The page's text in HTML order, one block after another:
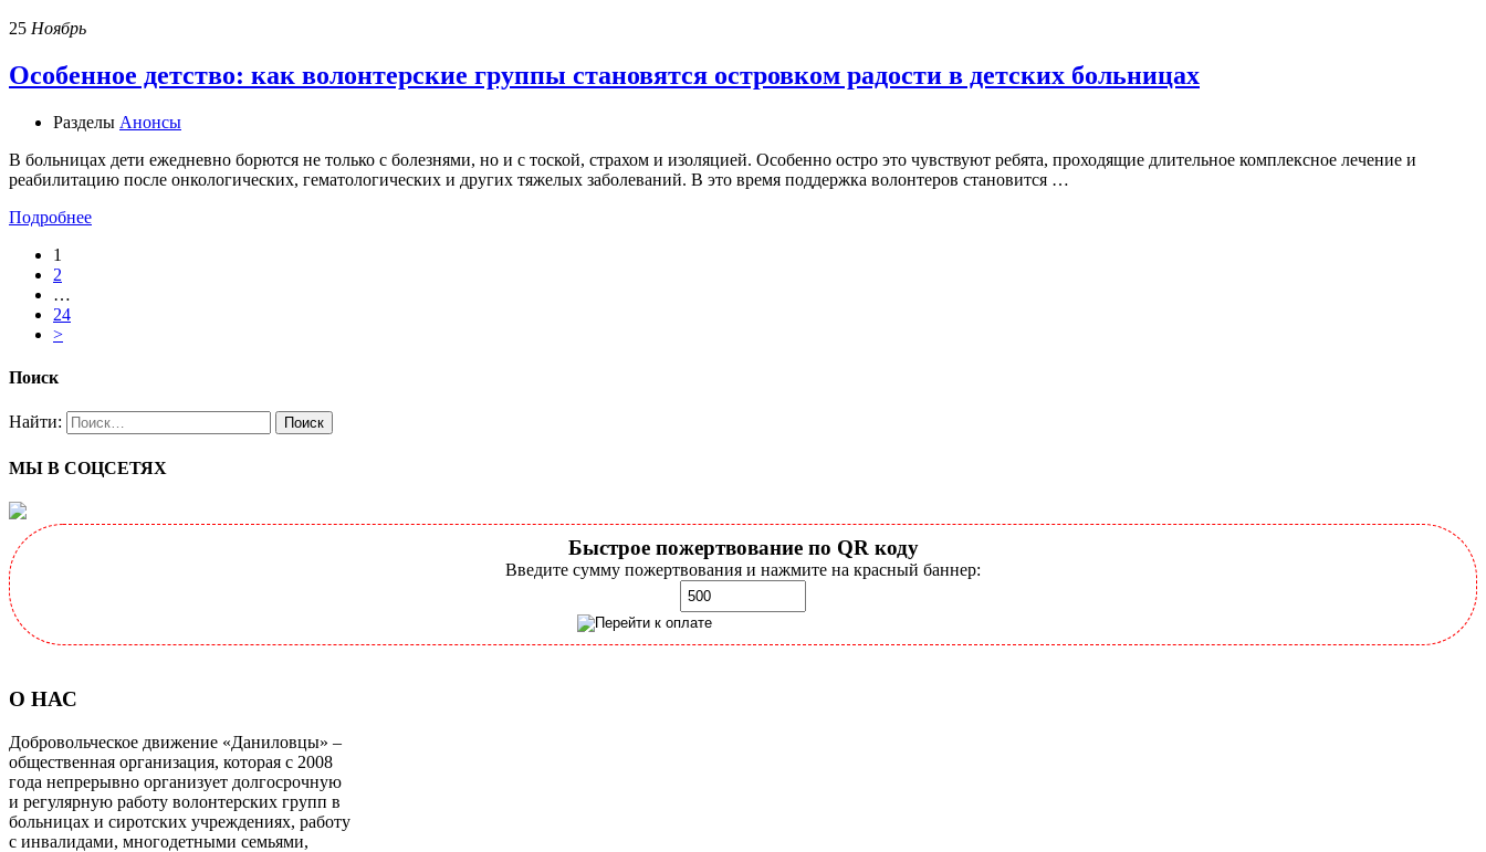
25 Ноябрь
Особенное детство: как волонтерские группы становятся островком радости в детских больницах
Разделы Анонсы
В больницах дети ежедневно борются не только с болезнями, но и с тоской, страхом и изоляцией. Особенно остро это чувствуют ребята, проходящие длительное комплексное лечение и
реабилитацию после онкологических, гематологических и других тяжелых заболеваний. В это время поддержка волонтеров становится …
Подробнее
1
2
…
24
>
Поиск
Найти:
МЫ В СОЦСЕТЯХ
Быстрое пожертвование по QR коду
Введите сумму пожертвования и нажмите на красный баннер:
О НАС
Добровольческое движение «Даниловцы» –
общественная организация, которая с 2008
года непрерывно организует долгосрочную
и регулярную работу волонтерских групп в
больницах и сиротских учреждениях, работу
с инвалидами, многодетными семьями,